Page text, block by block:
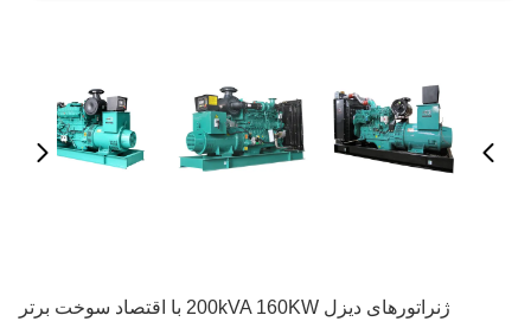
ژنراتورهای دیزل 200kVA 160KW با اقتصاد سوخت برتر